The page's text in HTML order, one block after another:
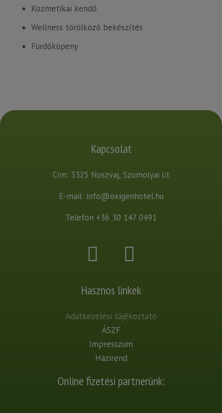
Kozmetikai kendő
Wellness törölköző bekészítés
Fürdőköpeny
Kapcsolat
Cím: 3325 Noszvaj, Szomolyai út
E-mail: info@oxigenhotel.hu
Telefon +36 30 147 0491
Hasznos linkek
Adatkezelési tájékoztató
ÁSZF
Impresszum
Házirend
Online fizetési partnerünk: